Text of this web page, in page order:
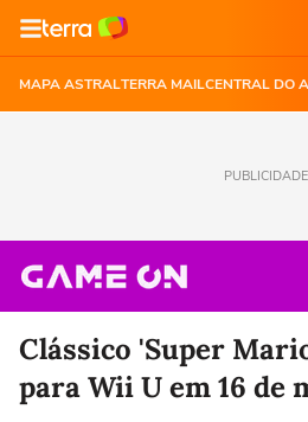
MAPA ASTRALTERRA MAILCENTRAL DO
PUBLICIDADE
Clássico 'Super
para Wii U em 16 de